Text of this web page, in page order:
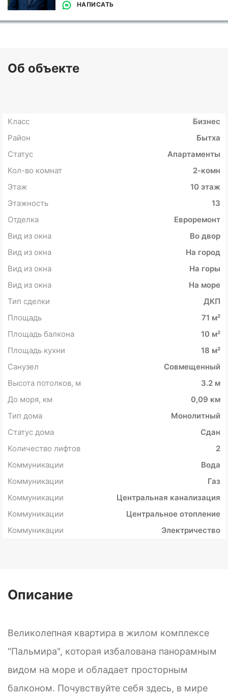
НАПИСАТЬ
Об объекте
Класс
Бизнес
Район
Бытха
Статус
Апартаменты
Кол-во комнат
2-комн
Этаж
10 этаж
Этажность
13
Отделка
Евроремонт
Вид из окна
Во двор
Вид из окна
На город
Вид из окна
На горы
Вид из окна
На море
Тип сделки
ДКП
Площадь
71 м²
Площадь балкона
10 м²
Площадь кухни
18 м²
Санузел
Совмещенный
Высота потолков, м
3.2 м
До моря, км
0,09 км
Тип дома
Монолитный
Статус дома
Сдан
Количество лифтов
2
Коммуникации
Вода
Коммуникации
Газ
Коммуникации
Центральная канализация
Коммуникации
Центральное отопление
Коммуникации
Электричество
Описание
Великолепная квартира в жилом комплексе
"Пальмира", которая избалована панорамным
видом на море и обладает просторным
балконом. Почувствуйте себя здесь, в мире